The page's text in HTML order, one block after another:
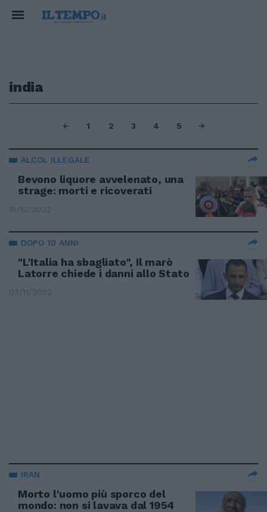
india
1 2 3 4 5
ALCOL ILLEGALE
Bevono liquore avvelenato, una
strage: morti e ricoverati
15/12/2022
DOPO 10 ANNI
"L'Italia ha sbagliato", Il marò
Latorre chiede i danni allo Stato
03/11/2022
IRAN
Morto l'uomo più sporco del
mondo: non si lavava dal 1954